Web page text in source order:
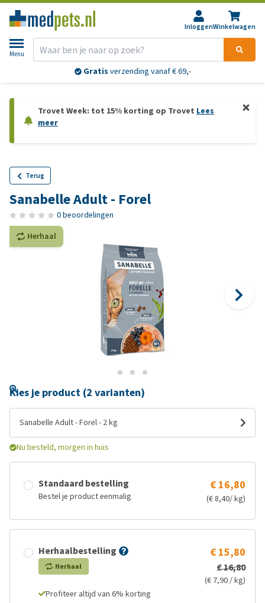
InloggenWinkelwagen
Menu
Gratis verzending vanaf € 69,-
Trovet Week: tot 15% korting op Trovet Lees
meer
Terug
Sanabelle Adult - Forel
0 beoordelingen
Herhaal
Kies je product (2 varianten)
Sanabelle Adult - Forel - 2 kg
Nu besteld, morgen in huis
Standaard bestelling
Bestel je product eenmalig
€ 16,80
(€ 8,40/ kg)
Herhaalbestelling
Herhaal
€ 15,80
€ 16,80
(€ 7,90 / kg)
Profiteer altijd van 6% korting